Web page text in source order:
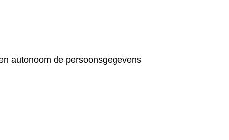
autonoom de persoonsgegevens